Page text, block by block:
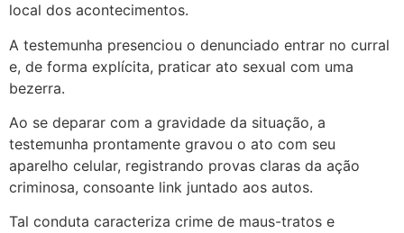
local dos acontecimentos.
A testemunha presenciou o denunciado entrar no curral
e, de forma explícita, praticar ato sexual com uma
bezerra.
Ao se deparar com a gravidade da situação, a
testemunha prontamente gravou o ato com seu
aparelho celular, registrando provas claras da ação
criminosa, consoante link juntado aos autos.
Tal conduta caracteriza crime de maus-tratos e